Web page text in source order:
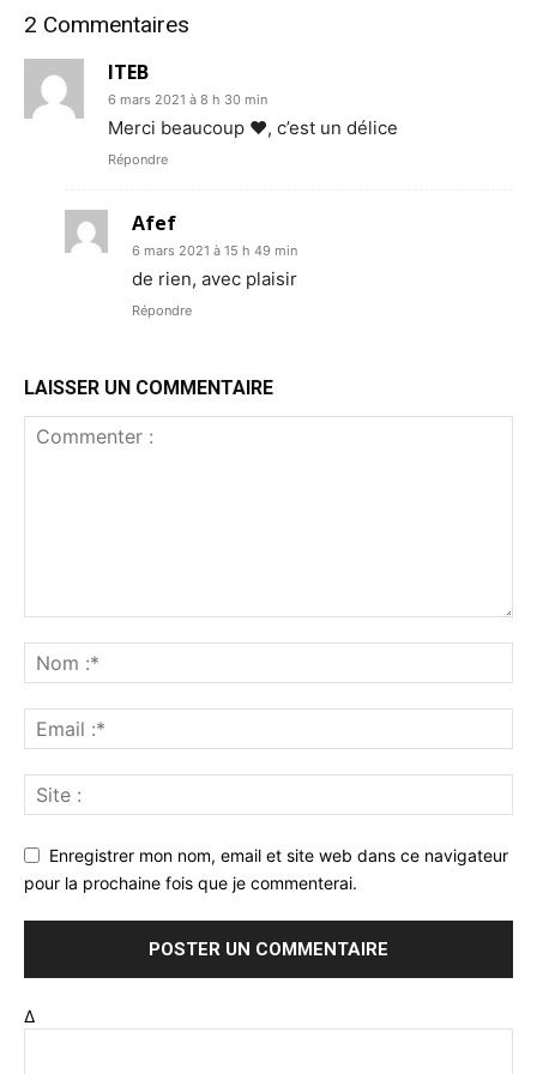
2 Commentaires
ITEB
6 mars 2021 à 8 h 30 min
Merci beaucoup ❤️, c’est un délice
Répondre
Afef
6 mars 2021 à 15 h 49 min
de rien, avec plaisir
Répondre
LAISSER UN COMMENTAIRE
Enregistrer mon nom, email et site web dans ce navigateur
pour la prochaine fois que je commenterai.
Δ